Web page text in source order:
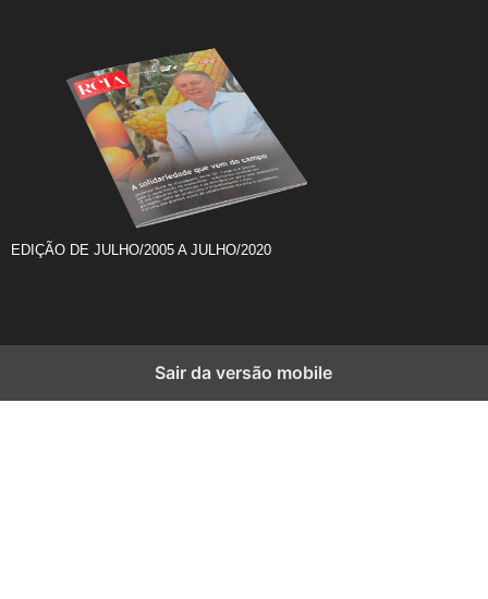
EDIÇÃO DE JULHO/2005 A JULHO/2020
Sair da versão mobile